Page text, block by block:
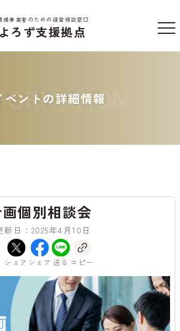
模事業者のための経営相談窓口
ろず支援拠点
ベントの詳細情報
個別相談会
新日：2025年4月10日
シェア シェア 送る コピー